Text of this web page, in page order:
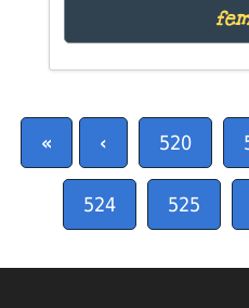
« ‹ 520
524 525